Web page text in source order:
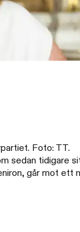
Foto: TT.
sedan tidigare
går mot ett